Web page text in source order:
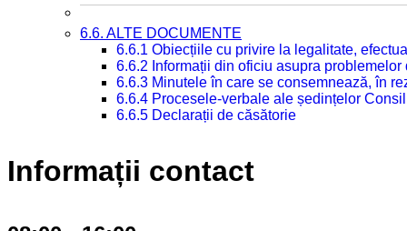
6.6. ALTE DOCUMENTE
6.6.1 Obiecțiile cu privire la legalitate,
6.6.2 Informații din oficiu asupra
6.6.3 Minutele în care se consemnează, în
6.6.4 Procesele-verbale ale ședințelor
6.6.5 Declarații de căsătorie
Informații contact